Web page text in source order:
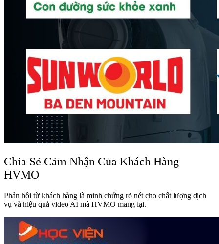
Chia Sẻ Cảm Nhận Của Khách Hàng
HVMO
Phản hồi từ khách hàng là minh chứng rõ nét cho chất lượng dịch
vụ và hiệu quả video AI mà HVMO mang lại.